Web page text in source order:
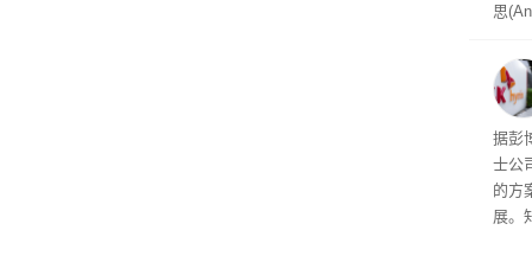
思
在7
了这
据彭
士公
的方
展。